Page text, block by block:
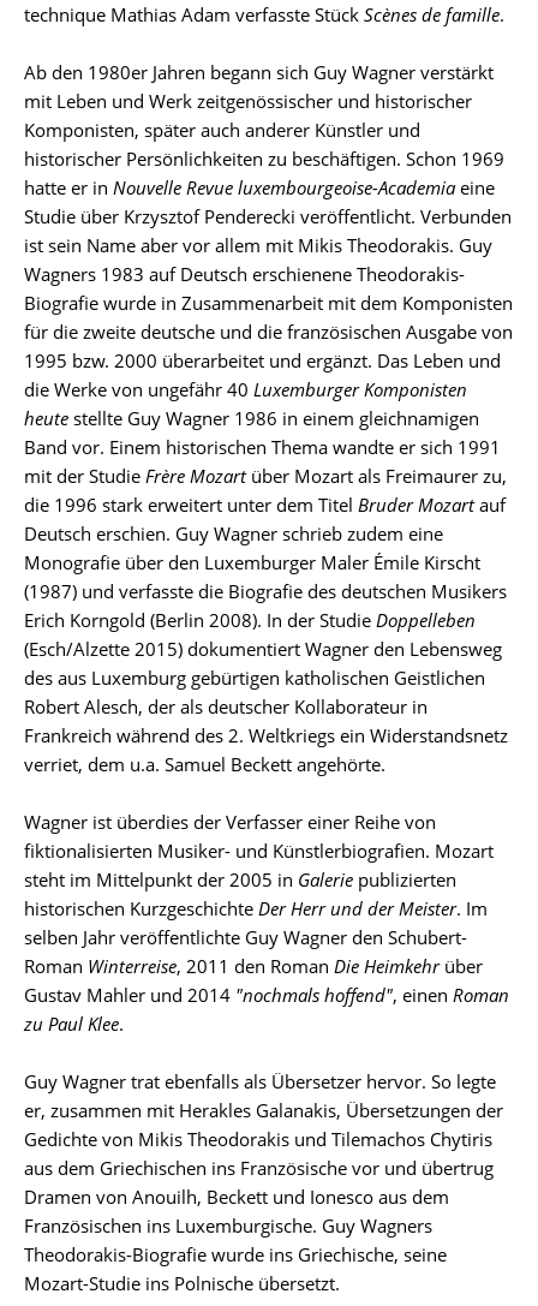
technique Mathias Adam verfasste Stück Scènes de famille.
Ab den 1980er Jahren begann sich Guy Wagner verstärkt
mit Leben und Werk zeitgenössischer und historischer
Komponisten, später auch anderer Künstler und
historischer Persönlichkeiten zu beschäftigen. Schon 1969
hatte er in Nouvelle Revue luxembourgeoise-Academiaeine
Studie über Krzysztof Penderecki veröffentlicht. Verbunden
ist sein Name aber vor allem mit Mikis Theodorakis. Guy
Wagners 1983 auf Deutsch erschienene Theodorakis-
Biografie wurde in Zusammenarbeit mit dem Komponisten
für die zweite deutsche und die französischen Ausgabe von
1995 bzw. 2000 überarbeitet und ergänzt. Das Leben und
die Werke von ungefähr 40 Luxemburger Komponisten
heute stellte Guy Wagner 1986 in einem gleichnamigen
Band vor. Einem historischen Thema wandte er sich 1991
mit der Studie Frère Mozartüber Mozart als Freimaurer zu,
die 1996 stark erweitert unter dem Titel Bruder Mozartauf
Deutsch erschien. Guy Wagner schrieb zudem eine
Monografie über den Luxemburger Maler Émile Kirscht
(1987) und verfasste die Biografie des deutschen Musikers
Erich Korngold (Berlin 2008). In der Studie Doppelleben
(Esch/Alzette 2015) dokumentiert Wagner den Lebensweg
des aus Luxemburg gebürtigen katholischen Geistlichen
Robert Alesch, der als deutscher Kollaborateur in
Frankreich während des 2. Weltkriegs ein Widerstandsnetz
verriet, dem u.a. Samuel Beckett angehörte.
Wagner ist überdies der Verfasser einer Reihe von
fiktionalisierten Musiker- und Künstlerbiografien. Mozart
steht im Mittelpunkt der 2005 in Galerie publizierten
historischen Kurzgeschichte Der Herr und der Meister. Im
selben Jahr veröffentlichte Guy Wagner den Schubert-
Roman Winterreise, 2011 den Roman Die Heimkehrüber
Gustav Mahler und 2014 "nochmals hoffend", einen Roman
zu Paul Klee.
Guy Wagner trat ebenfalls als Übersetzer hervor. So legte
er, zusammen mit Herakles Galanakis, Übersetzungen der
Gedichte von Mikis Theodorakis und Tilemachos Chytiris
aus dem Griechischen ins Französische vor und übertrug
Dramen von Anouilh, Beckett und Ionesco aus dem
Französischen ins Luxemburgische. Guy Wagners
Theodorakis-Biografie wurde ins Griechische, seine
Mozart-Studie ins Polnische übersetzt.